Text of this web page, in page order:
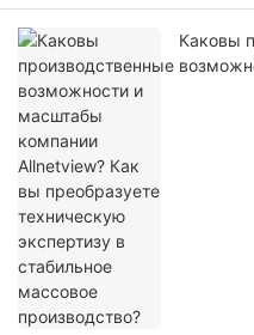
Каковы